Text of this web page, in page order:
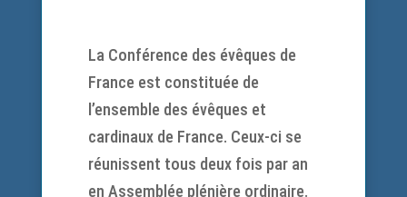
La Conférence des évêques de
France est constituée de
l’ensemble des évêques et
cardinaux de France. Ceux-ci se
réunissent tous deux fois par an
en Assemblée plénière ordinaire.